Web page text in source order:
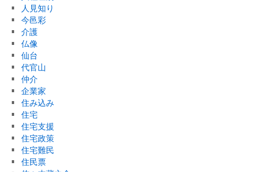
人見知り
今邑彩
介護
仏像
仙台
代官山
仲介
企業家
住み込み
住宅
住宅支援
住宅政策
住宅難民
住民票